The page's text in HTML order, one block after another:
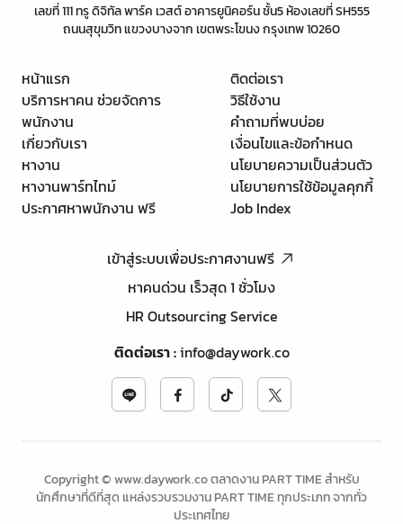
เลขที่ 111 ทรู ดิจิทัล พาร์ค เวสต์ อาคารยูนิคอร์น ชั้น5 ห้องเลขที่ SH555
ถนนสุขุมวิท แขวงบางจาก เขตพระโขนง กรุงเทพ 10260
หน้าแรก
บริการหาคน ช่วยจัดการ
พนักงาน
เกี่ยวกับเรา
หางาน
หางานพาร์ทไทม์
ประกาศหาพนักงาน ฟรี
ติดต่อเรา
วิธีใช้งาน
คำถามที่พบบ่อย
เงื่อนไขและข้อกำหนด
นโยบายความเป็นส่วนตัว
นโยบายการใช้ข้อมูลคุกกี้
Job Index
เข้าสู่ระบบเพื่อประกาศงานฟรี
หาคนด่วน เร็วสุด 1 ชั่วโมง
HR Outsourcing Service
ติดต่อเรา:info@daywork.co
Copyright © www.daywork.co ตลาดงาน PART TIME สำหรับ
นักศึกษาที่ดีที่สุด แหล่งรวบรวมงาน PART TIME ทุกประเภท จากทั่ว
ประเทศไทย